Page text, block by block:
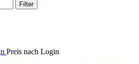
Filter
Preis nach Login